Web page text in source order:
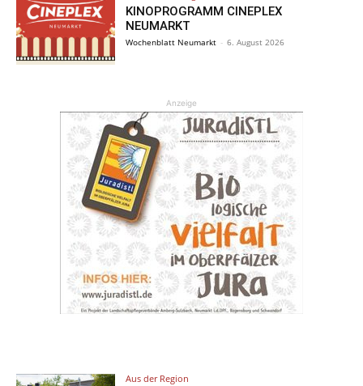
KINOPROGRAMM CINEPLEX
NEUMARKT
Wochenblatt Neumarkt - 6. August 2026
Anzeige
Aus der Region